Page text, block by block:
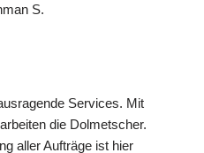
S.
Services. Mit
die Dolmetscher.
aller Aufträge ist hier